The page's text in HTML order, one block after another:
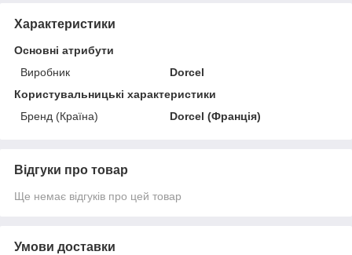
Характеристики
Основні атрибути
Виробник
Dorcel
Користувальницькі характеристики
Бренд (Країна)
Dorcel (Франція)
Відгуки про товар
Ще немає відгуків про цей товар
Умови доставки